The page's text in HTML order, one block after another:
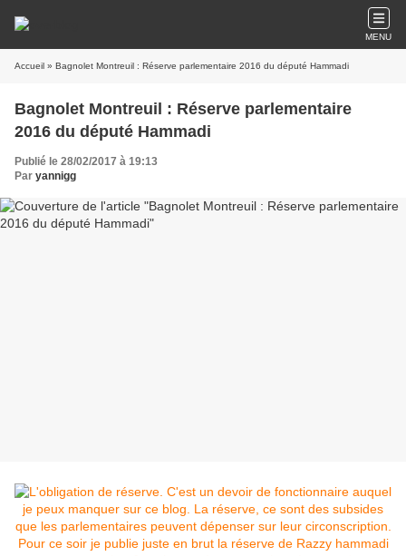
MENU
Accueil » Bagnolet Montreuil : Réserve parlementaire 2016 du député Hammadi
Bagnolet Montreuil : Réserve parlementaire
2016 du député Hammadi
Publié le 28/02/2017 à 19:13
Par yannigg